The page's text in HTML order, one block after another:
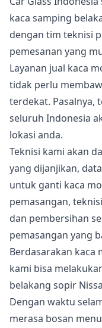
kaca samping
dengan tim teknisi
pemesanan yang
Layanan jual kaca
tidak perlu
terdekat. Pasalnya,
seluruh Indonesia
lokasi anda.
Teknisi kami akan
yang dijanjikan,
untuk ganti kaca
pemasangan,
dan pembersihan
pemasangan yang
Berdasarakan kaca
kami bisa
belakang sopir
Dengan waktu
merasa bosan